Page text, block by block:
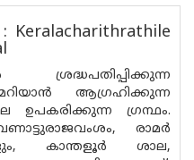
Keralacharithrathile
ശ്രദ്ധപതിപ്പിക്കുന്ന
ആഗ്രഹിക്കുന്ന
ഉപകരിക്കുന്ന ഗ്രന്ഥം.
രാമർ
കാന്തളൂർ ശാല,